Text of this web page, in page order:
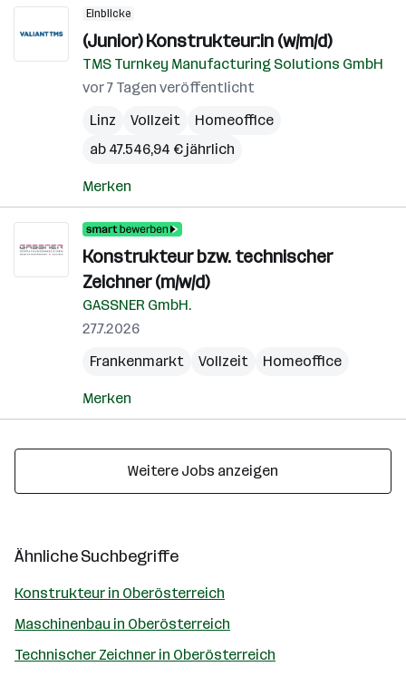
Einblicke
(Junior) Konstrukteur:in (w/m/d)
TMS Turnkey Manufacturing Solutions GmbH
vor 7 Tagen veröffentlicht
Linz
Vollzeit
Homeoffice
ab 47.546,94 € jährlich
Merken
Konstrukteur bzw. technischer
Zeichner (m/w/d)
GASSNER GmbH.
27.7.2026
Frankenmarkt
Vollzeit Homeoffice
Merken
Weitere Jobs anzeigen
Ähnliche Suchbegriffe
Konstrukteur in Oberösterreich
Maschinenbau in Oberösterreich
Technischer Zeichner in Oberösterreich